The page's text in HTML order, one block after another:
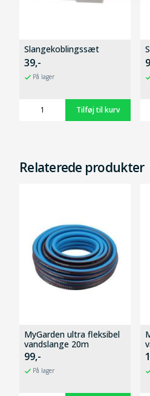
Slangekoblingssæt
39,-
På lager
Relaterede produkter
MyGarden ultra fleksibel
vandslange 20m
99,-
På lager